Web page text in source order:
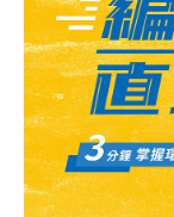
令大巨蛋停工，
查。在歷經五年
等程序後，大巨
初，該案進入最
准建照變更後，
復工。